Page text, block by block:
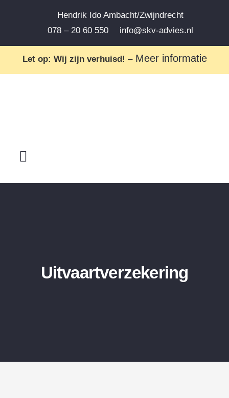
Hendrik Ido Ambacht/Zwijndrecht
078 – 20 60 550
info@skv-advies.nl
Let op: Wij zijn verhuisd! –Meer informatie
Uitvaartverzekering